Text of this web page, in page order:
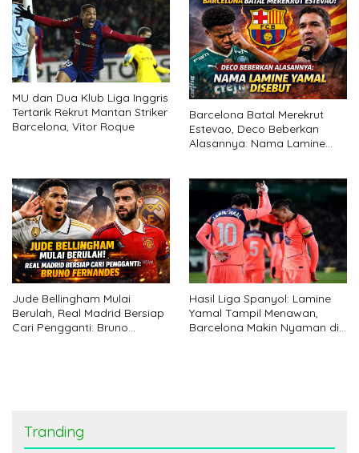
MU dan Dua Klub Liga Inggris
Tertarik Rekrut Mantan Striker
Barcelona, Vitor Roque
Barcelona Batal Merekrut
Estevao, Deco Beberkan
Alasannya: Nama Lamine
Jude Bellingham Mulai
Berulah, Real Madrid Bersiap
Cari Pengganti: Bruno
Hasil Liga Spanyol: Lamine
Yamal Tampil Menawan,
Barcelona Makin Nyaman di
Tranding